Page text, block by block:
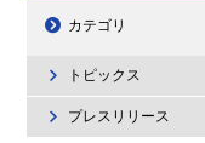
カテゴリ
トピックス
プレスリリース